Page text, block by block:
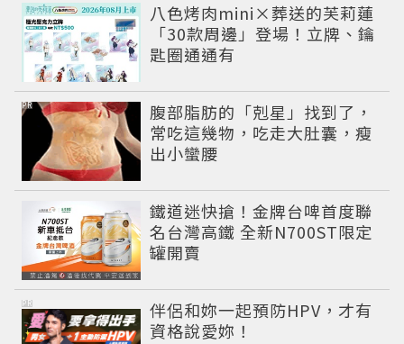
八色烤肉mini×葬送的芙莉蓮
「30款周邊」登場！立牌、鑰
匙圈通通有
腹部脂肪的「剋星」找到了，
常吃這幾物，吃走大肚囊，瘦
出小蠻腰
PR
鐵道迷快搶！金牌台啤首度聯
名台灣高鐵 全新N700ST限定
罐開賣
伴侶和妳一起預防HPV，才有
資格說愛妳！
PR